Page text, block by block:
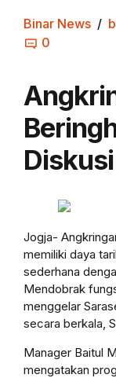
Binar News
0
Diskusi
Jogja-
memiliki daya
sederhana
Mendobrak
menggelar
secara berkala,
Manager Baitul
mengatakan